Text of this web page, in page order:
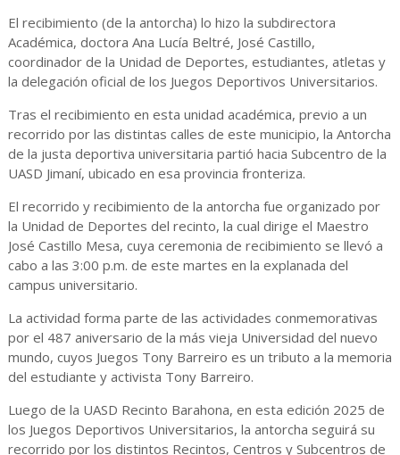
El recibimiento (de la antorcha) lo hizo la subdirectora
Académica, doctora Ana Lucía Beltré, José Castillo,
coordinador de la Unidad de Deportes, estudiantes, atletas y
la delegación oficial de los Juegos Deportivos Universitarios.
Tras el recibimiento en esta unidad académica, previo a un
recorrido por las distintas calles de este municipio, la Antorcha
de la justa deportiva universitaria partió hacia Subcentro de la
UASD Jimaní, ubicado en esa provincia fronteriza.
El recorrido y recibimiento de la antorcha fue organizado por
la Unidad de Deportes del recinto, la cual dirige el Maestro
José Castillo Mesa, cuya ceremonia de recibimiento se llevó a
cabo a las 3:00 p.m. de este martes en la explanada del
campus universitario.
La actividad forma parte de las actividades conmemorativas
por el 487 aniversario de la más vieja Universidad del nuevo
mundo, cuyos Juegos Tony Barreiro es un tributo a la memoria
del estudiante y activista Tony Barreiro.
Luego de la UASD Recinto Barahona, en esta edición 2025 de
los Juegos Deportivos Universitarios, la antorcha seguirá su
recorrido por los distintos Recintos, Centros y Subcentros de